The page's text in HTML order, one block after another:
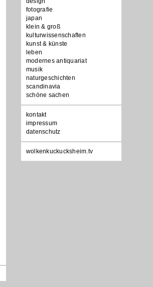
fotografie
japan
klein & groß
kulturwissenschaften
kunst & künste
leben
modernes antiquariat
musik
naturgeschichten
scandinavia
schöne sachen
Navigation
überspringen
kontakt
impressum
datenschutz
wolkenkuckucksheim.tv